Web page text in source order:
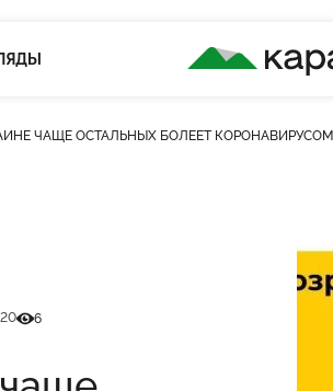
КАРАЧУН
ЧАЩЕ ОСТАЛЬНЫХ БОЛЕЕТ КОРОНАВИРУСОМ
Кількість переглядів
6